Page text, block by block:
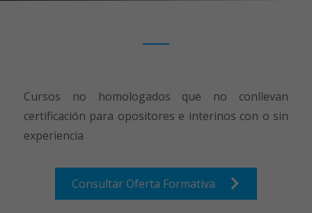
Cursos no homologados que no conllevan
certificación para opositores e interinos con o sin
experiencia
Consultar Oferta Formativa